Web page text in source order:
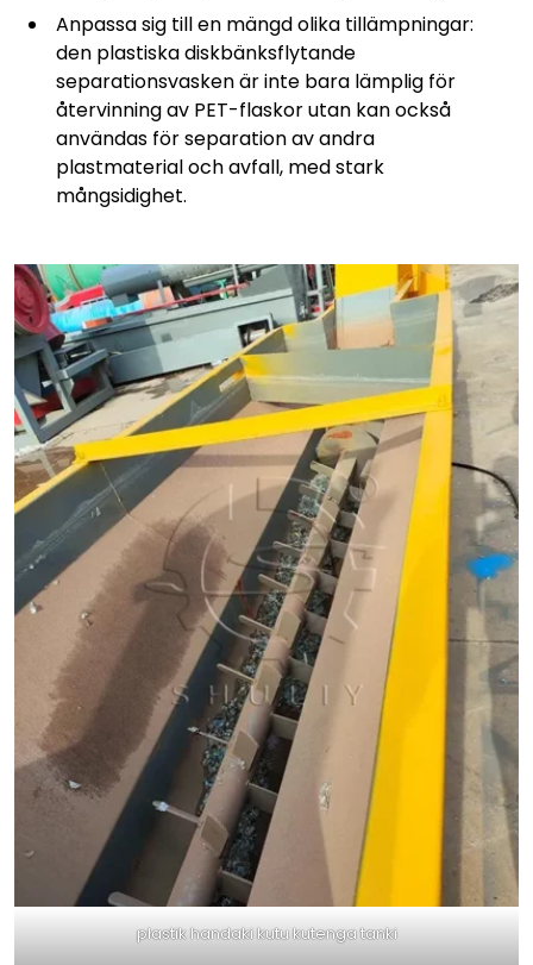
Anpassa sig till en mängd olika tillämpningar:
den plastiska diskbänksflytande
separationsvasken är inte bara lämplig för
återvinning av PET-flaskor utan kan också
användas för separation av andra
plastmaterial och avfall, med stark
mångsidighet.
plastik handaki kutu kutenga tanki